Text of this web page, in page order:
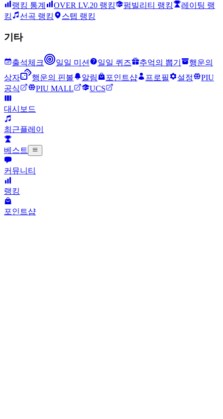
랭킹 통계 OVER LV.20 랭킹 펌빌리티 랭킹
레이팅 랭
킹
선곡 랭킹 스텝 랭킹
기타
출석체크 일일 미션 일일 퀴즈 추억의 뽑기
행운의
상자
행운의 핀볼 알림 포인트샵 프로필 설정
PIU
공식
PIU MALL UCS
대시보드
최근플레이
베스트
커뮤니티
랭킹
포인트샵